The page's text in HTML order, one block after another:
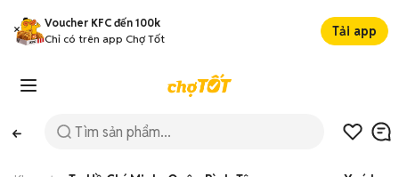
Voucher KFC đến 100k
Chỉ có trên app Chợ Tốt
Tải app